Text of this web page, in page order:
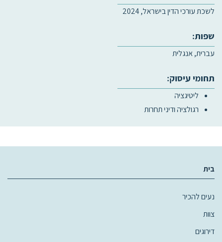
לשכת עורכי הדין בישראל, 2024
שפות:
עברית, אנגלית
תחומי עיסוק:
ליטיגציה
רגולציה ודיני תחרות
בית
נעים להכיר
צוות
דירוגים